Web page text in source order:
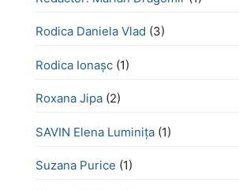
Rodica Daniela Vlad (3)
Rodica Ionașc (1)
Roxana Jipa (2)
SAVIN Elena Luminița (1)
Suzana Purice (1)